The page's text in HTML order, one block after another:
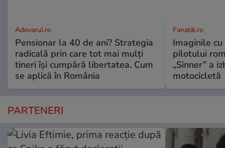
Adevarul.ro
Pensionar la 40 de ani? Strategia
radicală prin care tot mai mulți
tineri își cumpără libertatea. Cum
se aplică în România
Fanatik.ro
Imaginile
pilotului
„Sinner” a
motocicletă
PARTENERI